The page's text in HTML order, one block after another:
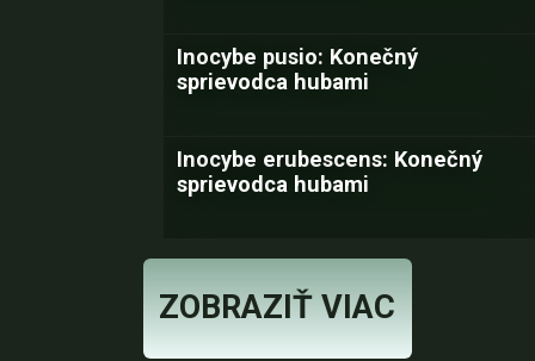
Inocybe pusio: Konečný
sprievodca hubami
Inocybe erubescens: Konečný
sprievodca hubami
ZOBRAZIŤ VIAC